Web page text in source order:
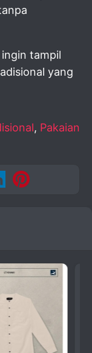
tampil
yang
, Pakaian